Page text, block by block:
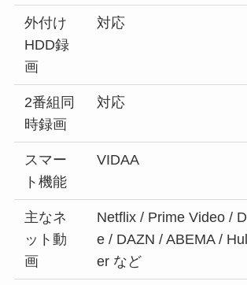
外付け
HDD録
画
対応
2番組同
時録画
対応
スマー
ト機能
VIDAA
主なネ
ット動
画
Netflix / Prime Video /
e / DAZN / ABEMA /
er など